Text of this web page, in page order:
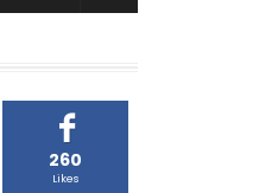
260
Likes